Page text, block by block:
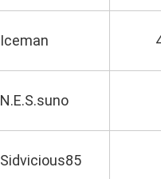
Iceman
N.E.S.suno
Sidvicious85